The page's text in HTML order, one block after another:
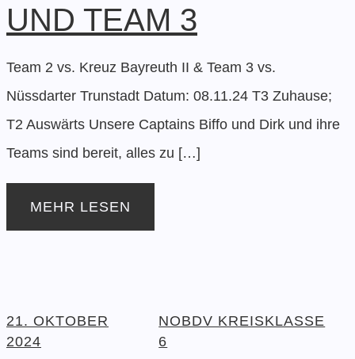
UND TEAM 3
Team 2 vs. Kreuz Bayreuth II & Team 3 vs.
Nüssdarter Trunstadt Datum: 08.11.24 T3 Zuhause;
T2 Auswärts Unsere Captains Biffo und Dirk und ihre
Teams sind bereit, alles zu […]
MEHR LESEN
21. OKTOBER
2024
NOBDV KREISKLASSE
6